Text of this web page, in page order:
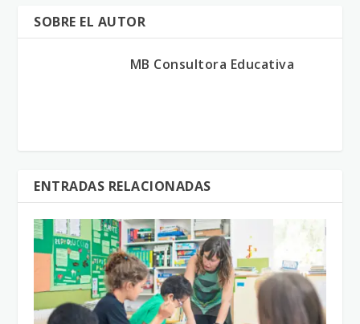
SOBRE EL AUTOR
MB Consultora Educativa
ENTRADAS RELACIONADAS